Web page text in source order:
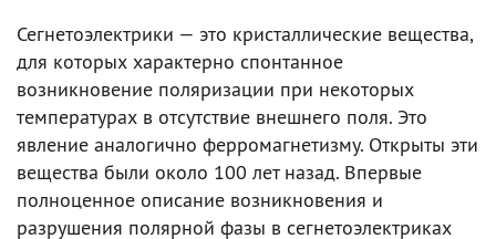
Сегнетоэлектрики — это кристаллические вещества,
для которых характерно спонтанное
возникновение поляризации при некоторых
температурах в отсутствие внешнего поля. Это
явление аналогично ферромагнетизму. Открыты эти
вещества были около 100 лет назад. Впервые
полноценное описание возникновения и
разрушения полярной фазы в сегнетоэлектриках